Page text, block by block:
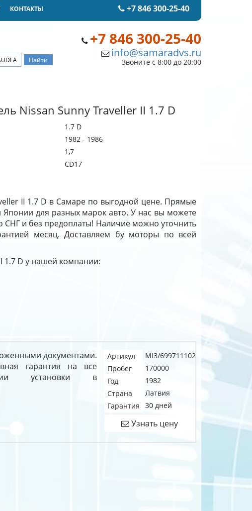
+7 846 300-25-40
КОНТАКТЫ
+7 846 300-25-40
info@samaradvs.ru
Звоните с 8:00 до 20:00
Nissan Sunny Traveller II 1.7 D
1.7 D
1982 - 1986
1,7
CD17
II 1.7 D в Самаре по выгодной цене. Прямые
для разных марок авто. У нас вы можете
СНГ и без предоплаты! Наличие можно уточнить
месяц. Доставляем бу моторы по всей
1.7 D у нашей компании:
документами.
гарантия на все
установки в
Артикул
MI3/699711102
Пробег
170000
Год
1982
Страна
Латвия
Гарантия
30 дней
Узнать цену